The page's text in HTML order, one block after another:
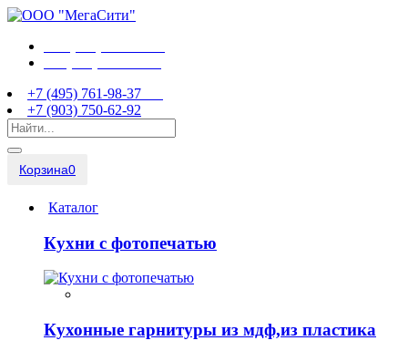
+7 (495) 761-98-37
+7 (903) 750-62-92
Корзина0
Каталог
Кухни с фотопечатью
Кухонные гарнитуры из мдф,из пластика